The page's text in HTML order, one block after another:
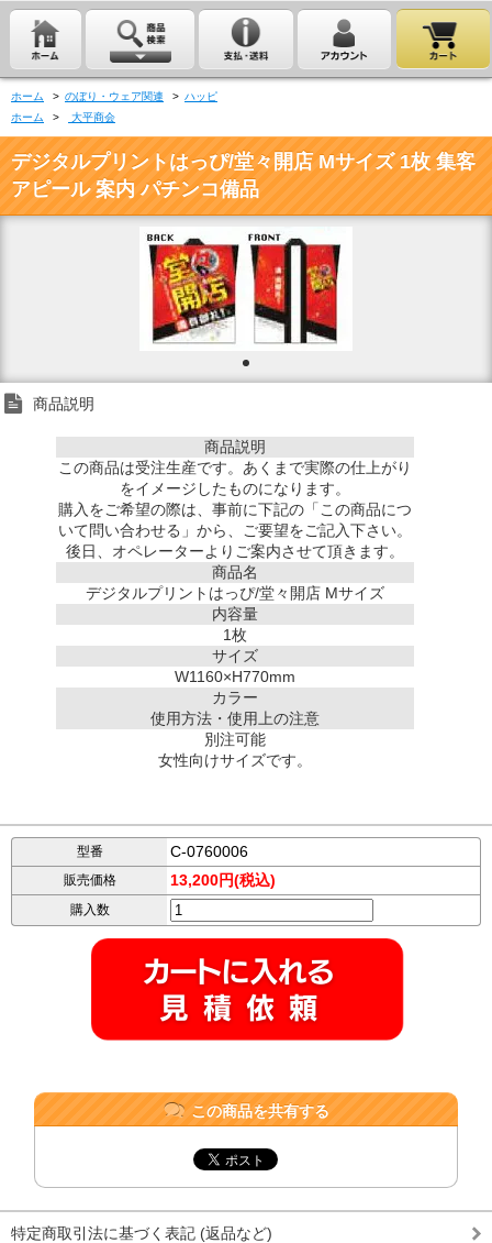
ホーム > のぼり・ウェア関連 > ハッピ
ホーム
> 大平商会
デジタルプリントはっぴ/堂々開店 Mサイズ 1枚 集客
アピール 案内 パチンコ備品
商品説明
商品説明
この商品は受注生産です。あくまで実際の仕上がり
をイメージしたものになります。
購入をご希望の際は、事前に下記の「この商品につ
いて問い合わせる」から、ご要望をご記入下さい。
後日、オペレーターよりご案内させて頂きます。
商品名
デジタルプリントはっぴ/堂々開店 Mサイズ
内容量
1枚
サイズ
W1160×H770mm
カラー
使用方法・使用上の注意
別注可能
女性向けサイズです。
型番 C-0760006
販売価格 13,200円(税込)
購入数
この商品を共有する
特定商取引法に基づく表記 (返品など)